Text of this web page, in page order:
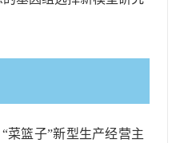
“菜篮子”新型生产经营主